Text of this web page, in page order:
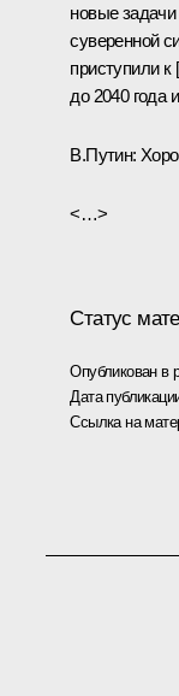
новые задачи
суверенной
приступили к
до 2040 года
В.Путин:
<…>
Статус
Опубликован в
Дата
Ссылка на